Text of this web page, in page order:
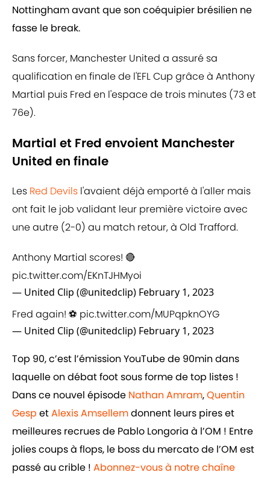
Nottingham avant que son coéquipier brésilien ne
fasse le break.
Sans forcer, Manchester United a assuré sa
qualification en finale de l'EFL Cup grâce à Anthony
Martial puis Fred en l'espace de trois minutes (73 et
76e).
Martial et Fred envoient Manchester
United en finale
Les Red Devils l'avaient déjà emporté à l'aller mais
ont fait le job validant leur première victoire avec
une autre (2-0) au match retour, à Old Trafford.
Anthony Martial scores! 🔴
pic.twitter.com/EKnTJHMyoi
— United Clip (@unitedclip) February 1, 2023
Fred again! ⚽️ pic.twitter.com/MUPqpknOYG
— United Clip (@unitedclip) February 1, 2023
Top 90, c’est l’émission YouTube de 90min dans
laquelle on débat foot sous forme de top listes !
Dans ce nouvel épisode Nathan Amram,Quentin
Gesp etAlexis Amsellemdonnent leurs pires et
meilleures recrues de Pablo Longoria à l’OM ! Entre
jolies coups à flops, le boss du mercato de l’OM est
passé au crible ! Abonnez-vous à notre chaîne